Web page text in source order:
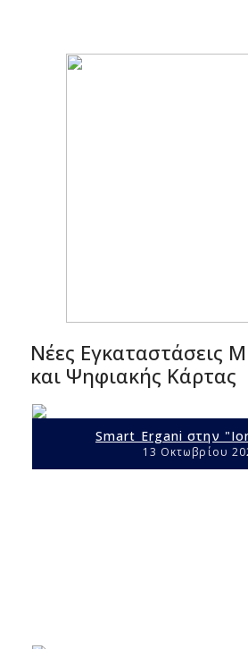
Νέες Εγκαταστάσεις
και Ψηφιακής Κάρτας
Smart Ergani στην
13 Οκτωβρίου